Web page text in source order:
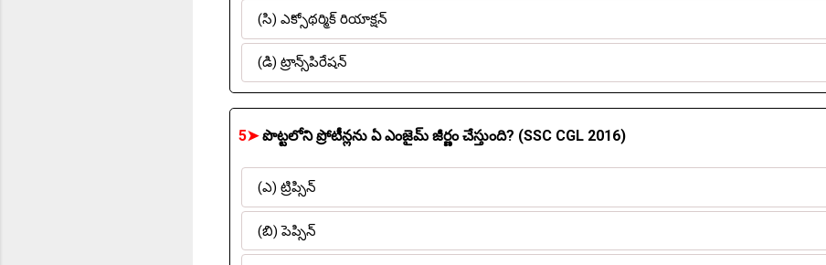
(సి) ఎక్సోథర్మిక్ రియాక్షన్
(డి) ట్రాన్స్‌పిరేషన్
5➤పొట్టలోని ప్రోటీన్లను ఏ ఎంజైమ్ జీర్ణం చేస్తుంది? (SSC CGL 2016)
(ఎ) ట్రిప్సిన్
(బి) పెప్సిన్